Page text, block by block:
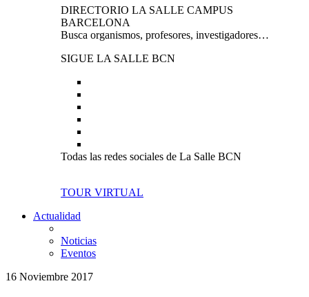
DIRECTORIO LA SALLE CAMPUS
BARCELONA
Busca organismos, profesores, investigadores…
SIGUE LA SALLE BCN
Todas las redes sociales de La Salle BCN
TOUR VIRTUAL
Actualidad
Noticias
Eventos
16 Noviembre 2017